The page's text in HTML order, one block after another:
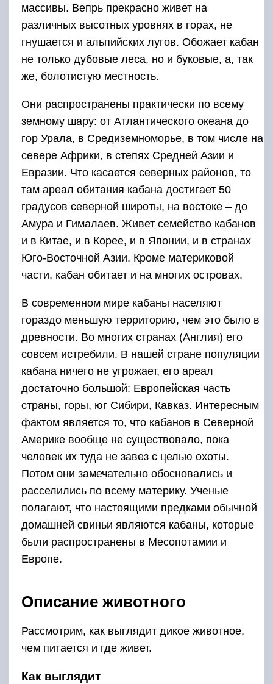
массивы. Вепрь прекрасно живет на
различных высотных уровнях в горах, не
гнушается и альпийских лугов. Обожает кабан
не только дубовые леса, но и буковые, а, так
же, болотистую местность.
Они распространены практически по всему
земному шару: от Атлантического океана до
гор Урала, в Средиземноморье, в том числе на
севере Африки, в степях Средней Азии и
Евразии. Что касается северных районов, то
там ареал обитания кабана достигает 50
градусов северной широты, на востоке – до
Амура и Гималаев. Живет семейство кабанов
и в Китае, и в Корее, и в Японии, и в странах
Юго-Восточной Азии. Кроме материковой
части, кабан обитает и на многих островах.
В современном мире кабаны населяют
гораздо меньшую территорию, чем это было в
древности. Во многих странах (Англия) его
совсем истребили. В нашей стране популяции
кабана ничего не угрожает, его ареал
достаточно большой: Европейская часть
страны, горы, юг Сибири, Кавказ. Интересным
фактом является то, что кабанов в Северной
Америке вообще не существовало, пока
человек их туда не завез с целью охоты.
Потом они замечательно обосновались и
расселились по всему материку. Ученые
полагают, что настоящими предками обычной
домашней свиньи являются кабаны, которые
были распространены в Месопотамии и
Европе.
Описание животного
Рассмотрим, как выглядит дикое животное,
чем питается и где живет.
Как выглядит